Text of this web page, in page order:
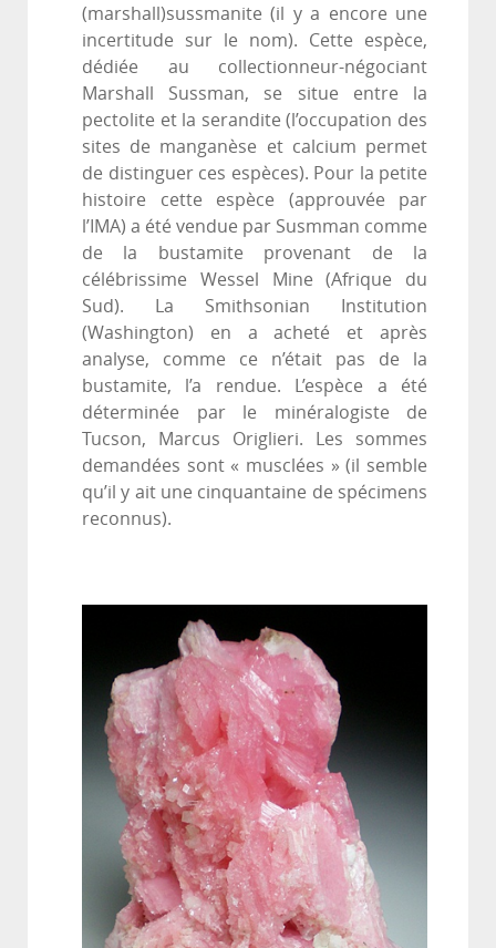
(marshall)sussmanite (il y a encore une
incertitude sur le nom). Cette espèce,
dédiée au collectionneur-négociant
Marshall Sussman, se situe entre la
pectolite et la serandite (l’occupation des
sites de manganèse et calcium permet
de distinguer ces espèces). Pour la petite
histoire cette espèce (approuvée par
l’IMA) a été vendue par Susmman comme
de la bustamite provenant de la
célébrissime Wessel Mine (Afrique du
Sud). La Smithsonian Institution
(Washington) en a acheté et après
analyse, comme ce n’était pas de la
bustamite, l’a rendue. L’espèce a été
déterminée par le minéralogiste de
Tucson, Marcus Origlieri. Les sommes
demandées sont « musclées » (il semble
qu’il y ait une cinquantaine de spécimens
reconnus).